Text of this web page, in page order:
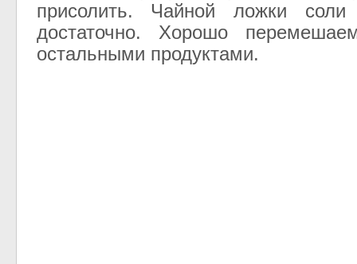
присолить. Чайной ложки соли
достаточно. Хорошо
остальными продуктами.